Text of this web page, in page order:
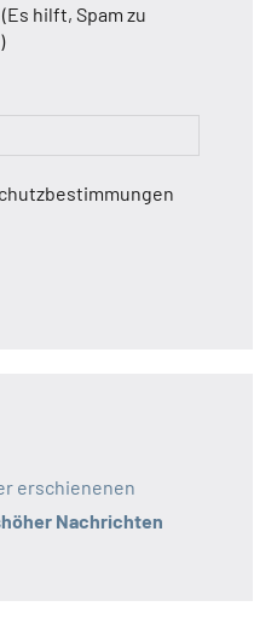
hilft, Spam zu
erschienenen
Nachrichten